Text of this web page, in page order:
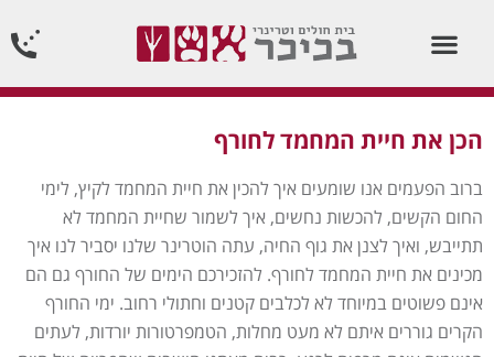
הכן את חיית המחמד לחורף
ברוב הפעמים אנו שומעים איך להכין את חיית המחמד לקיץ, לימי
החום הקשים, להכשות נחשים, איך לשמור שחיית המחמד לא
תתייבש, ואיך לצנן את גוף החיה, עתה הוטרינר שלנו יסביר לנו איך
מכינים את חיית המחמד לחורף. להזכירכם הימים של החורף גם הם
אינם פשוטים במיוחד לא לכלבים קטנים וחתולי רחוב. ימי החורף
הקרים גוררים איתם לא מעט מחלות, הטמפרטורות יורדות, לעתים